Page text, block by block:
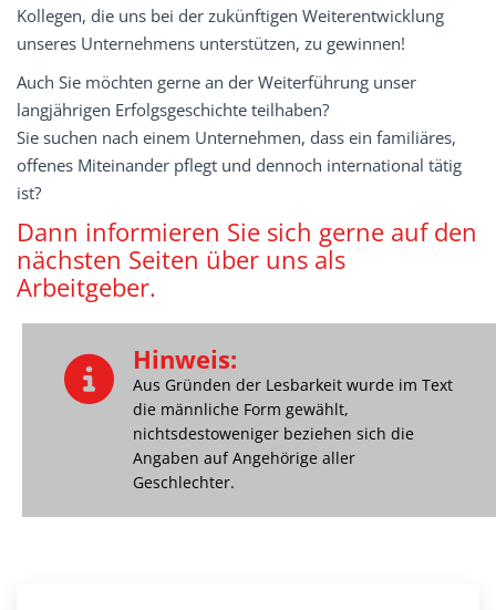
Kollegen, die uns bei der zukünftigen Weiterentwicklung
unseres Unternehmens unterstützen, zu gewinnen!
Auch Sie möchten gerne an der Weiterführung unser
langjährigen Erfolgsgeschichte teilhaben?
Sie suchen nach einem Unternehmen, dass ein familiäres,
offenes Miteinander pflegt und dennoch international tätig
ist?
Dann informieren Sie sich gerne auf den
nächsten Seiten über uns als
Arbeitgeber.
Hinweis:
Aus Gründen der Lesbarkeit wurde im Text
die männliche Form gewählt,
nichtsdestoweniger beziehen sich die
Angaben auf Angehörige aller
Geschlechter.